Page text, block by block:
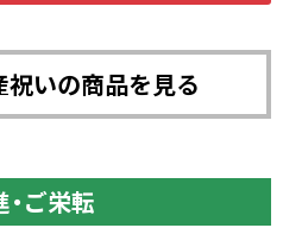
いの商品を見る
ご栄転